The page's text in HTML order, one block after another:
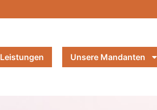
Leistungen Unsere Mandanten